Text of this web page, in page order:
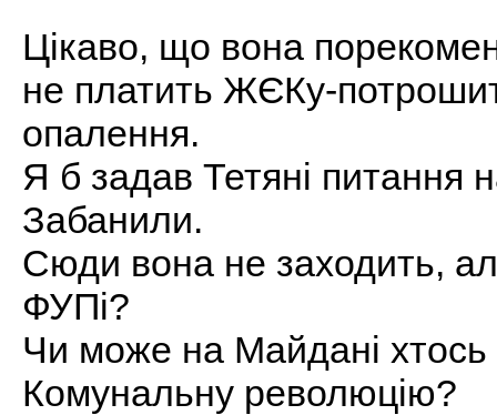
Цікаво, що вона
не платить ЖЄКу-
опалення.
Я б задав Тетяні
Забанили.
Сюди вона не заходить,
ФУПі?
Чи може на Майдані
Комунальну революцію?